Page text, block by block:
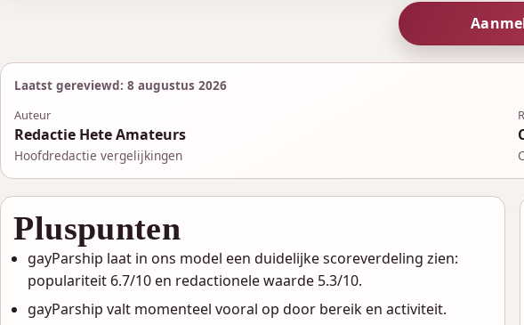
Laatst gereviewd: 8 augustus 2026
Auteur
Redactie Hete Amateurs
Hoofdredactie vergelijkingen
Pluspunten
gayParship laat in ons model een duidelijke scoreverdeling zien:
populariteit 6.7/10 en redactionele waarde 5.3/10.
gayParship valt momenteel vooral op door bereik en activiteit.